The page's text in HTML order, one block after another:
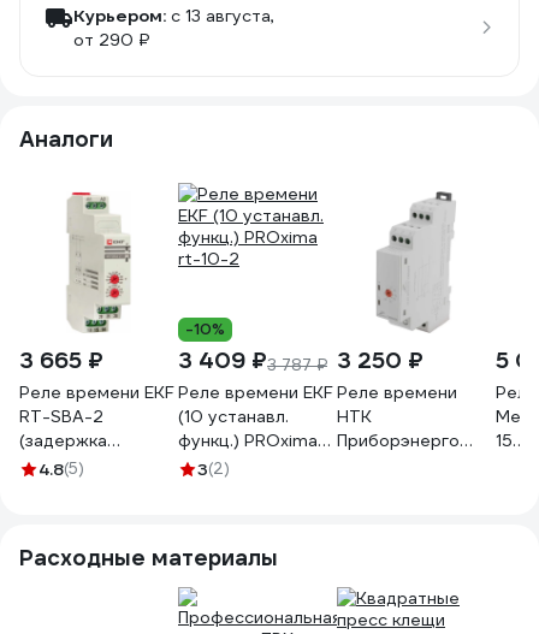
Курьером: c 13 августа,
от 290 ₽
Аналоги
3 665 ₽
Реле времени EKF
RT-SBA-2
(задержка
времени
4.8(5)
-10%
3 409 ₽3 787 ₽
Реле времени EKF
(10 устанавл.
функц.) PROxima
rt-10-2
3(2)
3 250 ₽
Реле времени
НТК
Приборэнерго
5
15
Расходные материалы